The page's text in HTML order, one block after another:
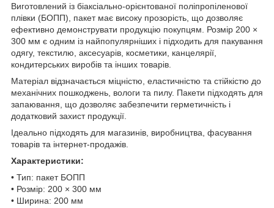
Виготовлений із біаксіально-орієнтованої поліпропіленової
плівки (БОПП), пакет має високу прозорість, що дозволяє
ефективно демонструвати продукцію покупцям. Розмір 200 ×
300 мм є одним із найпопулярніших і підходить для пакування
одягу, текстилю, аксесуарів, косметики, канцелярії,
кондитерських виробів та інших товарів.
Матеріал відзначається міцністю, еластичністю та стійкістю до
механічних пошкоджень, вологи та пилу. Пакети підходять для
запаювання, що дозволяє забезпечити герметичність і
додатковий захист продукції.
Ідеально підходять для магазинів, виробництва, фасування
товарів та інтернет-продажів.
Характеристики:
• Тип: пакет БОПП
• Розмір: 200 × 300 мм
• Ширина: 200 мм